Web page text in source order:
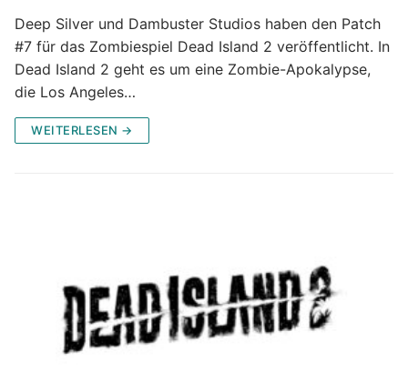
Deep Silver und Dambuster Studios haben den Patch
#7 für das Zombiespiel Dead Island 2 veröffentlicht. In
Dead Island 2 geht es um eine Zombie-Apokalypse,
die Los Angeles…
WEITERLESEN →